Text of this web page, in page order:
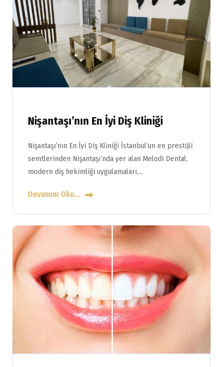
Nişantaşı’nın En İyi Diş Kliniği
Nişantaşı’nın En İyi Diş Kliniği İstanbul’un en prestijli
semtlerinden Nişantaşı’nda yer alan Melodi Dental,
modern diş hekimliği uygulamaları,…
Devamını Oku...